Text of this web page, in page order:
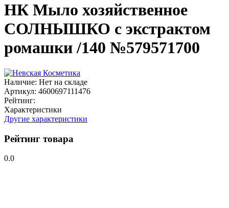
НК Мыло хозяйственное
СОЛНЫШКО с экстрактом
ромашки /140 №579571700
Наличие: Нет на складе
Артикул: 4600697111476
Рейтинг:
Характеристики
Другие характеристики
Рейтинг товара
0.0